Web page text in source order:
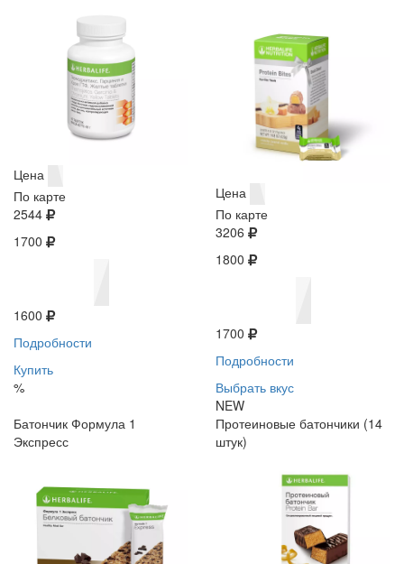
Цена
По карте
2544
1700
1600
Подробности
Купить
%
Цена
По карте
3206
1800
1700
Подробности
Выбрать вкус
NEW
Батончик Формула 1
Экспресс
Протеиновые батончики (14
штук)